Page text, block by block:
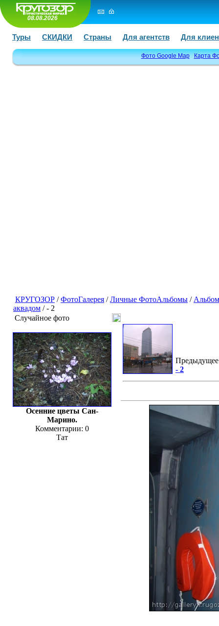
08.08.2026
Туры СКИДКИ Страны Для агентств Для
Фото Google Map Карта
КРУГОЗОР /ФотоГалерея /Личные ФотоАльбомы /
аквадом / - 2
Случайное фото
Осенние цветы Сан-
Марино.
Комментарии: 0
Тат
- 2